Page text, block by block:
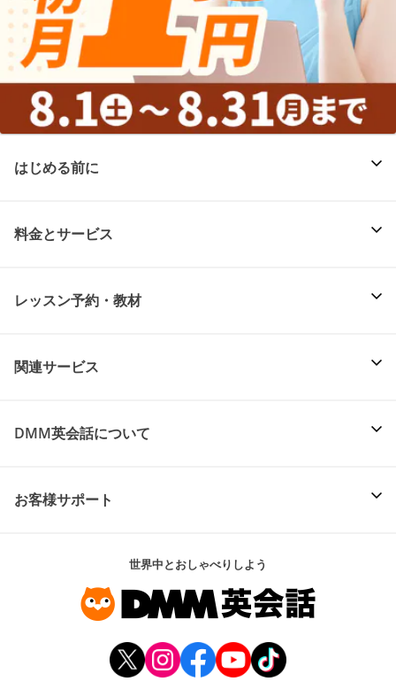
はじめる前に
料金とサービス
レッスン予約・教材
関連サービス
DMM英会話について
お客様サポート
世界中とおしゃべりしよう